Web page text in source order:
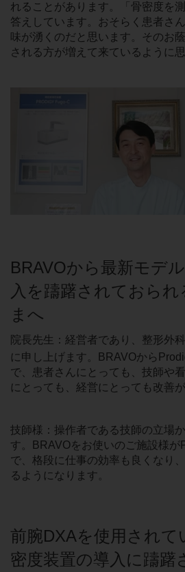
れることがあります。「骨密度を
答えしています。おそらく患者さ
味が湧くのだと思います。そのお
される方が増えて来ているように思
BRAVOから最新モデ
入を躊躇されておられ
まへ
院長先生：経営者であり、整形外
に申し上げます。BRAVOから
で、患者さんにとっても、技師や
にとっても、経営にとっても改善
技師様：操作者である技師の立場
す。BRAVOをお使いのご施設様が
で、格段に仕事の効率も良くなり
るようになります。
前腕DXAを使用されて
密度装置の導入に躊躇